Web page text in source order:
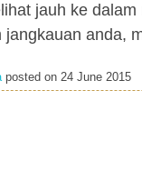
jauh ke
jangkauan anda,
posted on 24 June 2015